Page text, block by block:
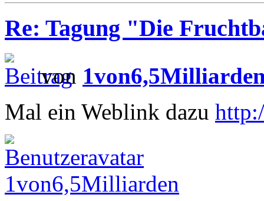
Re: Tagung "Die
von
Mal ein Weblink dazu
1von6,5Milliarden